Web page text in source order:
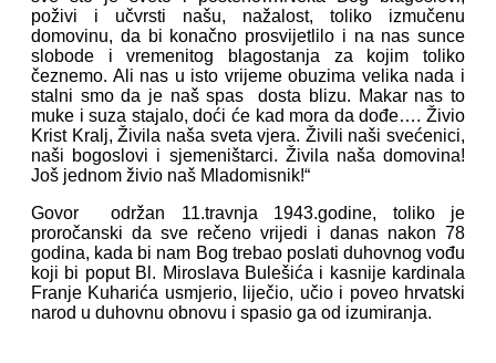
poživi i učvrsti našu, nažalost, toliko izmučenu
domovinu, da bi konačno prosvijetlilo i na nas sunce
slobode i vremenitog blagostanja za kojim toliko
čeznemo. Ali nas u isto vrijeme obuzima velika nada i
stalni smo da je naš spas dosta blizu. Makar nas to
muke i suza stajalo, doći će kad mora da dođe…. Živio
Krist Kralj, Živila naša sveta vjera. Živili naši svećenici,
naši bogoslovi i sjemeništarci. Živila naša domovina!
Još jednom živio naš Mladomisnik!“
Govor održan 11.travnja 1943.godine, toliko je
proročanski da sve rečeno vrijedi i danas nakon 78
godina, kada bi nam Bog trebao poslati duhovnog vođu
koji bi poput Bl. Miroslava Bulešića i kasnije kardinala
Franje Kuharića usmjerio, liječio, učio i poveo hrvatski
narod u duhovnu obnovu i spasio ga od izumiranja.